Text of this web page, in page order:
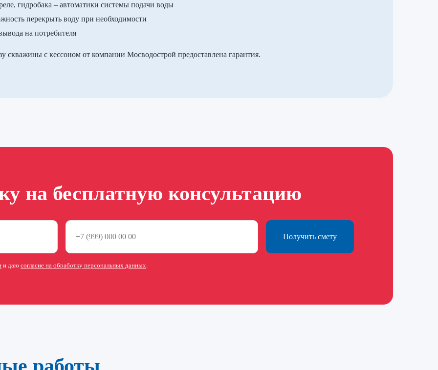
гидробака – автоматики системы подачи воды
перекрыть воду при необходимости
на потребителя
скважины с кессоном от компании Мосводострой предоставлена гарантия.
на бесплатную консультацию
Получить смету
и даю согласие на обработку персональных данных.